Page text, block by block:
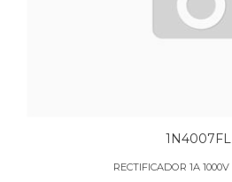
1N4007FL
RECTIFICADOR 1A